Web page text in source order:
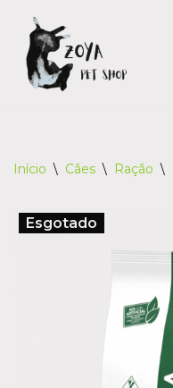
Skip
content
Início \ Cães \ Ração \
Esgotado